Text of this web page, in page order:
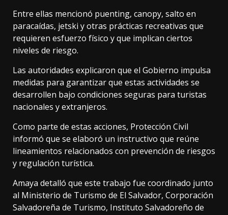
Entre ellas mencionó puenting, canopy, salto en
paracaídas, jetski y otras prácticas recreativas que
requieren esfuerzo físico y que implican ciertos
niveles de riesgo.
Las autoridades explicaron que el Gobierno impulsa
medidas para garantizar que estas actividades se
desarrollen bajo condiciones seguras para turistas
nacionales y extranjeros.
Como parte de estas acciones, Protección Civil
informó que se elaboró un instructivo que reúne
lineamientos relacionados con prevención de riesgos
y regulación turística.
Amaya detalló que este trabajo fue coordinado junto
al Ministerio de Turismo de El Salvador, Corporación
Salvadoreña de Turismo, Instituto Salvadoreño de